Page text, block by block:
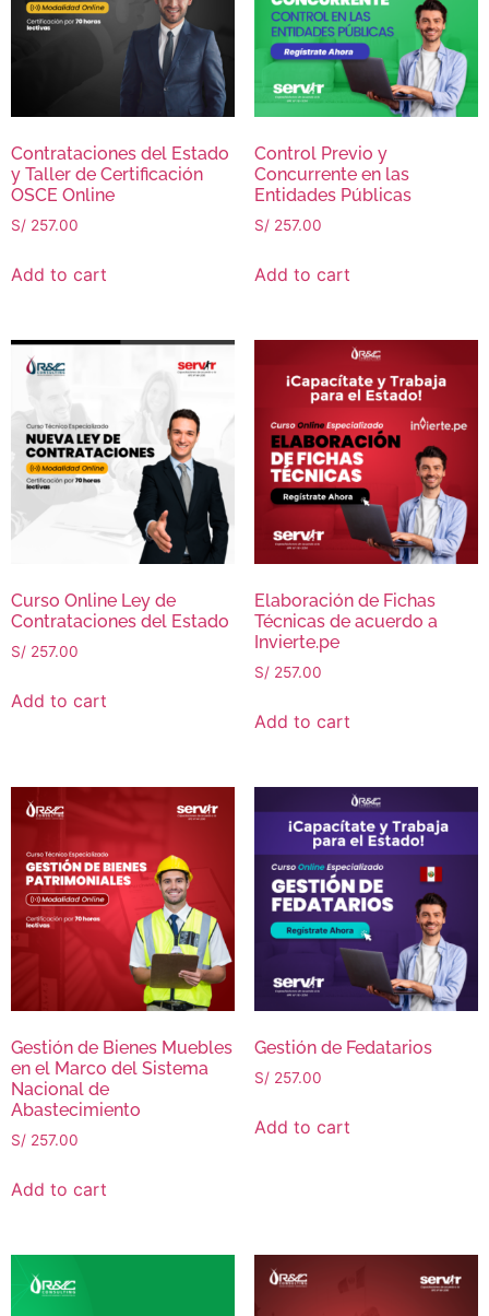
Contrataciones del Estado
y Taller de Certificación
OSCE Online
S/ 257.00
Add to cart
Control Previo y
Concurrente en las
Entidades Públicas
S/257.00
Add to cart
Curso Online Ley de
Contrataciones del Estado
S/ 257.00
Add to cart
Elaboración de Fichas
Técnicas de acuerdo a
Invierte.pe
S/257.00
Add to cart
Gestión de Bienes Muebles
en el Marco del Sistema
Nacional de
Abastecimiento
S/ 257.00
Add to cart
Gestión de Fedatarios
S/257.00
Add to cart